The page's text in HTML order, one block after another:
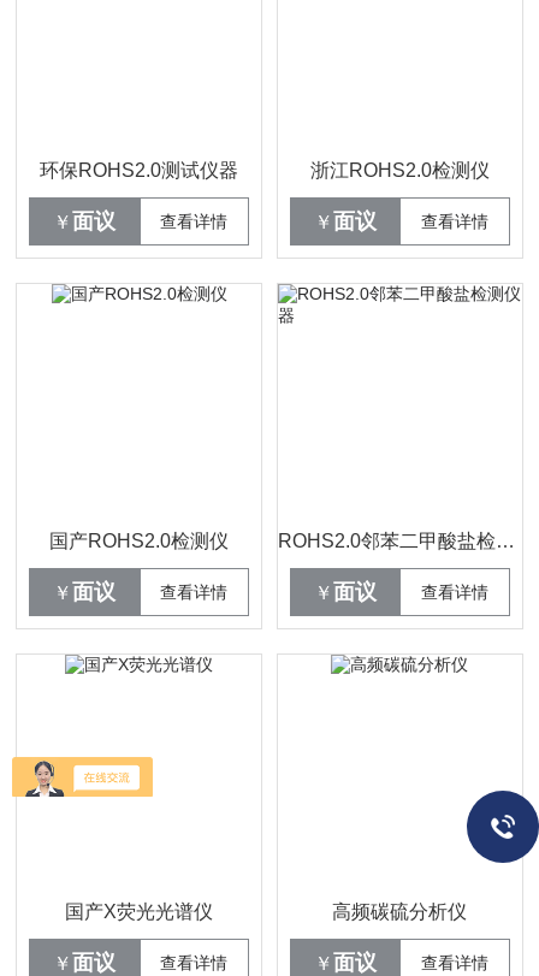
环保ROHS2.0测试仪器
￥ 面议 查看详情
浙江ROHS2.0检测仪
￥ 面议 查看详情
国产ROHS2.0检测仪
￥ 面议 查看详情
ROHS2.0邻苯二甲酸盐检测仪器
￥ 面议 查看详情
国产X荧光光谱仪
￥ 面议 查看详情
高频碳硫分析仪
￥ 面议 查看详情